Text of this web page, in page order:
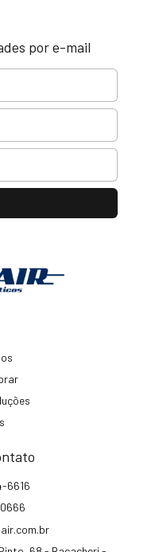
por e-mail
6616
0666